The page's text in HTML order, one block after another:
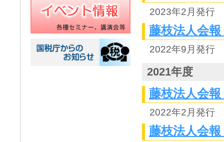
2023年2月発行
藤枝法人会
2022年9月発行
2021年度
藤枝法人会
2022年2月発行
藤枝法人会